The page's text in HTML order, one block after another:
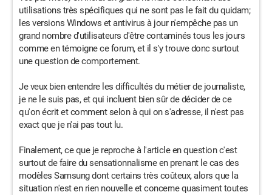
utilisations très spécifiques qui ne sont pas le fait du quidam;
les versions Windows et antivirus à jour n'empêche pas un
grand nombre d'utilisateurs d'être contaminés tous les jours
comme en témoigne ce forum, et il s'y trouve donc surtout
une question de comportement.
Je veux bien entendre les difficultés du métier de journaliste,
je ne le suis pas, et qui incluent bien sûr de décider de ce
qu'on écrit et comment selon à qui on s'adresse, il n'est pas
exact que je n'ai pas tout lu.
Finalement, ce que je reproche à l'article en question c'est
surtout de faire du sensationnalisme en prenant le cas des
modèles Samsung dont certains très coûteux, alors que la
situation n'est en rien nouvelle et concerne quasiment toutes